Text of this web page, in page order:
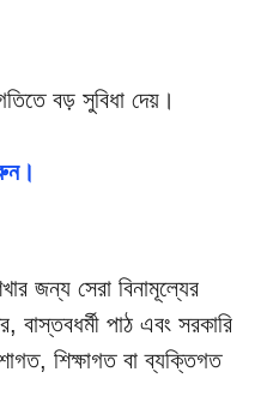
বড় সুবিধা দেয়।
জন্য সেরা বিনামূল্যের
বাস্তবধর্মী পাঠ এবং সরকারি
শিক্ষাগত বা ব্যক্তিগত